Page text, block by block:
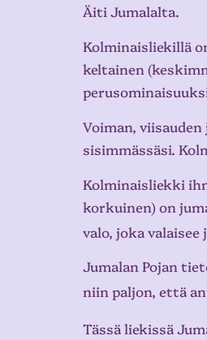
Äiti Jumalalta.
Kolminaisliekillä
keltainen
Voiman,
sisimmässäsi.
Kolminaisliekki
korkuinen) on
valo, joka
Jumalan Pojan
niin paljon, että
Tässä liekissä